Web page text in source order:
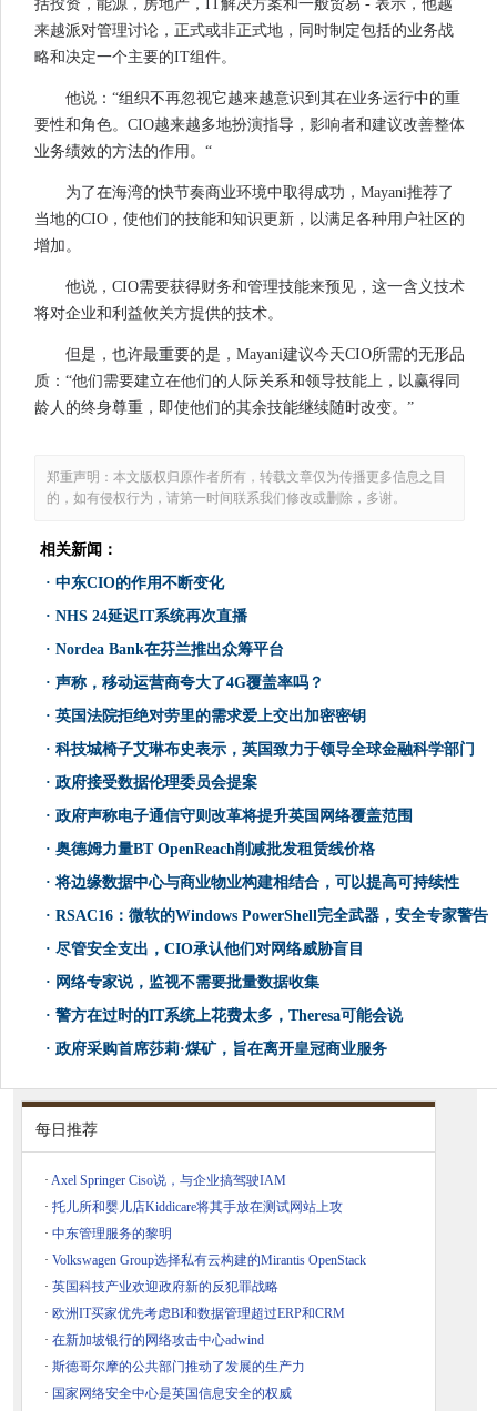
括投资，能源，房地产，IT解决方案和一般贸易 - 表示，他越
来越派对管理讨论，正式或非正式地，同时制定包括的业务战
略和决定一个主要的IT组件。
他说：“组织不再​​忽视它越来越意识到其在业务运行中的重
要性和角色。CIO越来越多地扮演指导，影响者和建议改善整体
业务绩效的方法的作用。“
为了在海湾的快节奏商业环境中取得成功，Mayani推荐了
当地的CIO，使他们的技能和知识更新，以满足各种用户社区的
增加。
他说，CIO需要获得财务和管理技能来预见，这一含义技术
将对企业和利益攸关方提供的技术。
但是，也许最重要的是，Mayani建议今天CIO所需的无形品
质：“他们需要建立在他们的人际关系和领导技能上，以赢得同
龄人的终身尊重，即使他们的其余技能继续随时改变。”
郑重声明：本文版权归原作者所有，转载文章仅为传播更多信息之目
的，如有侵权行为，请第一时间联系我们修改或删除，多谢。
相关新闻：
· 中东CIO的作用不断变化
· NHS 24延迟IT系统再次直播
· Nordea Bank在芬兰推出众筹平台
· 声称，移动运营商夸大了4G覆盖率吗？
· 英国法院拒绝对劳里的需求爱上交出加密密钥
· 科技城椅子艾琳布史表示，英国致力于领导全球金融科学部门
· 政府接受数据伦理委员会提案
· 政府声称电子通信守则改革将提升英国网络覆盖范围
· 奥德姆力量BT OpenReach削减批发租赁线价格
·将边缘数据中心与商业物业构建相结合，可以提高可持续性
· RSAC16：微软的Windows PowerShell完全武器，安全专家警告
· 尽管安全支出，CIO承认他们对网络威胁盲目
· 网络专家说，监视不需要批量数据收集
· 警方在过时的IT系统上花费太多，Theresa可能会说
· 政府采购首席莎莉·煤矿，旨在离开皇冠商业服务
每日推荐
· Axel Springer Ciso说，与企业搞驾驶IAM
· 托儿所和婴儿店Kiddicare将其手放在测试网站上攻
· 中东管理服务的黎明
· Volkswagen Group选择私有云构建的Mirantis OpenStack
· 英国科技产业欢迎政府新的反犯罪战略
· 欧洲IT买家优先考虑BI和数据管理超过ERP和CRM
· 在新加坡银行的网络攻击中心adwind
· 斯德哥尔摩的公共部门推动了发展的生产力
· 国家网络安全中心是英国信息安全的权威